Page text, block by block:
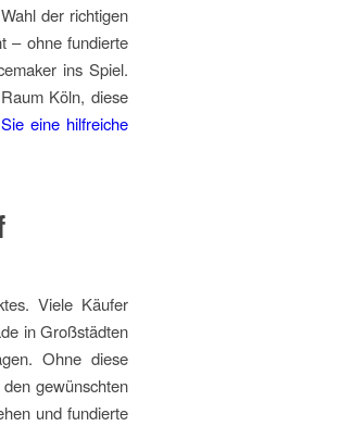
der richtigen
– ohne fundierte
ins Spiel.
Köln, diese
eine hilfreiche
Viele Käufer
in Großstädten
Ohne diese
gewünschten
und fundierte